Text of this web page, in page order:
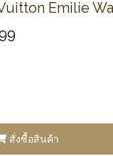
Emilie
สั่งซื้อสินค้า